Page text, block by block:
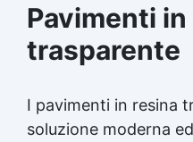
Pavimenti
trasparente
I pavimenti in resina
soluzione moderna